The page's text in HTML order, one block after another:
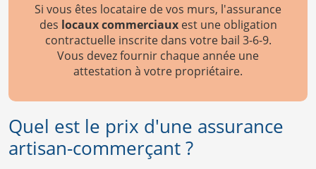
Si vous êtes locataire de vos murs, l'assurance
des locaux commerciauxest une obligation
contractuelle inscrite dans votre bail 3-6-9.
Vous devez fournir chaque année une
attestation à votre propriétaire.
Quel est le prix d'une assurance
artisan-commerçant ?